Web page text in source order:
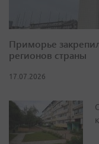
Приморье
регионов страны
17.07.2026